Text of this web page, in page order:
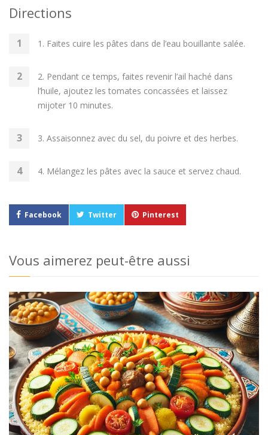
Directions
1. Faites cuire les pâtes dans de l’eau bouillante salée.
2. Pendant ce temps, faites revenir l’ail haché dans
l’huile, ajoutez les tomates concassées et laissez
mijoter 10 minutes.
3. Assaisonnez avec du sel, du poivre et des herbes.
4. Mélangez les pâtes avec la sauce et servez chaud.
Facebook Twitter Pinterest
Vous aimerez peut-être aussi